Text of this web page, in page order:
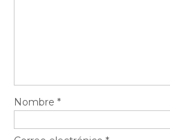
Nombre *